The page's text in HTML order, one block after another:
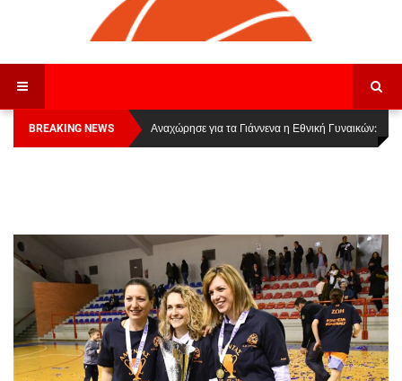
BREAKING NEWS
Οι Πάνθηρες Καβάλας στην Women Basketball
League 1
Αναχώρησε για τα Γιάννενα η Εθνική Γυναικών: